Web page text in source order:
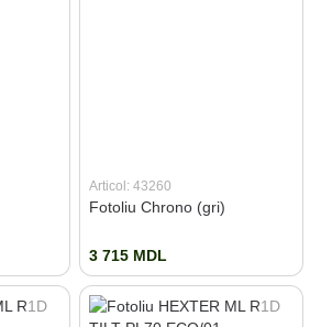
Articol: 43260
Fotoliu Chrono (gri)
3 715 MDL